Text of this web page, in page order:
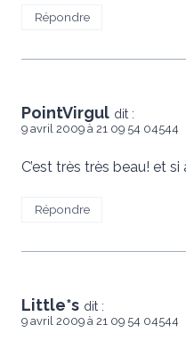
Répondre
PointVirgul dit :
9 avril 2009 à 21 09 54 04544
C’est très très beau! et si
Répondre
Little*s dit :
9 avril 2009 à 21 09 54 04544